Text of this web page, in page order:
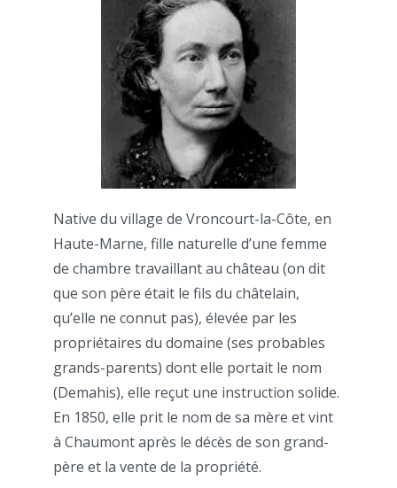
Native du village de Vroncourt-la-Côte, en
Haute-Marne, fille naturelle d’une femme
de chambre travaillant au château (on dit
que son père était le fils du châtelain,
qu’elle ne connut pas), élevée par les
propriétaires du domaine (ses probables
grands-parents) dont elle portait le nom
(Demahis), elle reçut une instruction solide.
En 1850, elle prit le nom de sa mère et vint
à Chaumont après le décès de son grand-
père et la vente de la propriété.